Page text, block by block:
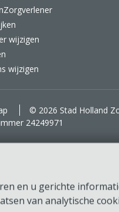
en u gerichte
van analytische
wijzigen
wijzigen
© 2026 Stad Holland
24249971